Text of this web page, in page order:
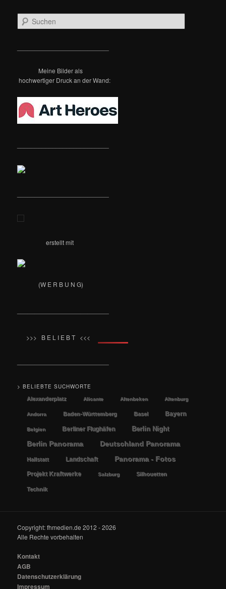
u
Meine Bilder als
hochwertiger Druck an der Wand:
erstellt mit
(W E R B U N G)
>>> B E L I E B T <<<
> BELIEBTE SUCHWORTE
Alexanderplatz Alicante Altenbeken Altenburg
Andorra Baden-Württemberg Basel Bayern
Belgien Berliner Flughäfen
Berlin Night
Berlin Panorama
Deutschland Panorama
Hallstatt Landschaft Panorama - Fotos
Projekt Kraftwerke Salzburg Silhouetten
Technik
Copyright: fhmedien.de 2012 - 2026
Alle Rechte vorbehalten
Kontakt
AGB
Datenschutzerklärung
Impressum